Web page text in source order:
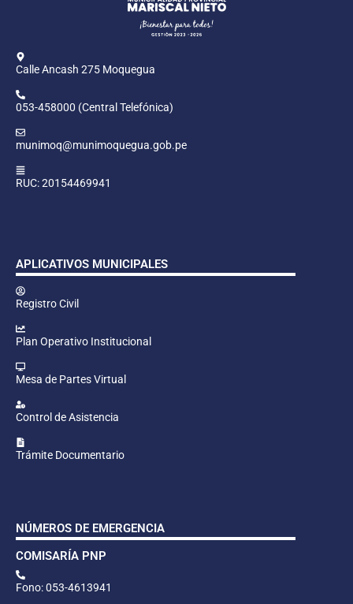
Calle Ancash 275 Moquegua
053-458000 (Central Telefónica)
munimoq@munimoquegua.gob.pe
RUC: 20154469941
APLICATIVOS MUNICIPALES
Registro Civil
Plan Operativo Institucional
Mesa de Partes Virtual
Control de Asistencia
Trámite Documentario
NÚMEROS DE EMERGENCIA
COMISARÍA PNP
Fono: 053-4613941